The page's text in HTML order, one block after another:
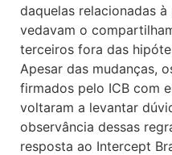
daquelas relacionadas
vedavam o
terceiros fora das
Apesar das mudanças,
firmados pelo ICB com
voltaram a levantar
observância dessas
resposta ao Intercept